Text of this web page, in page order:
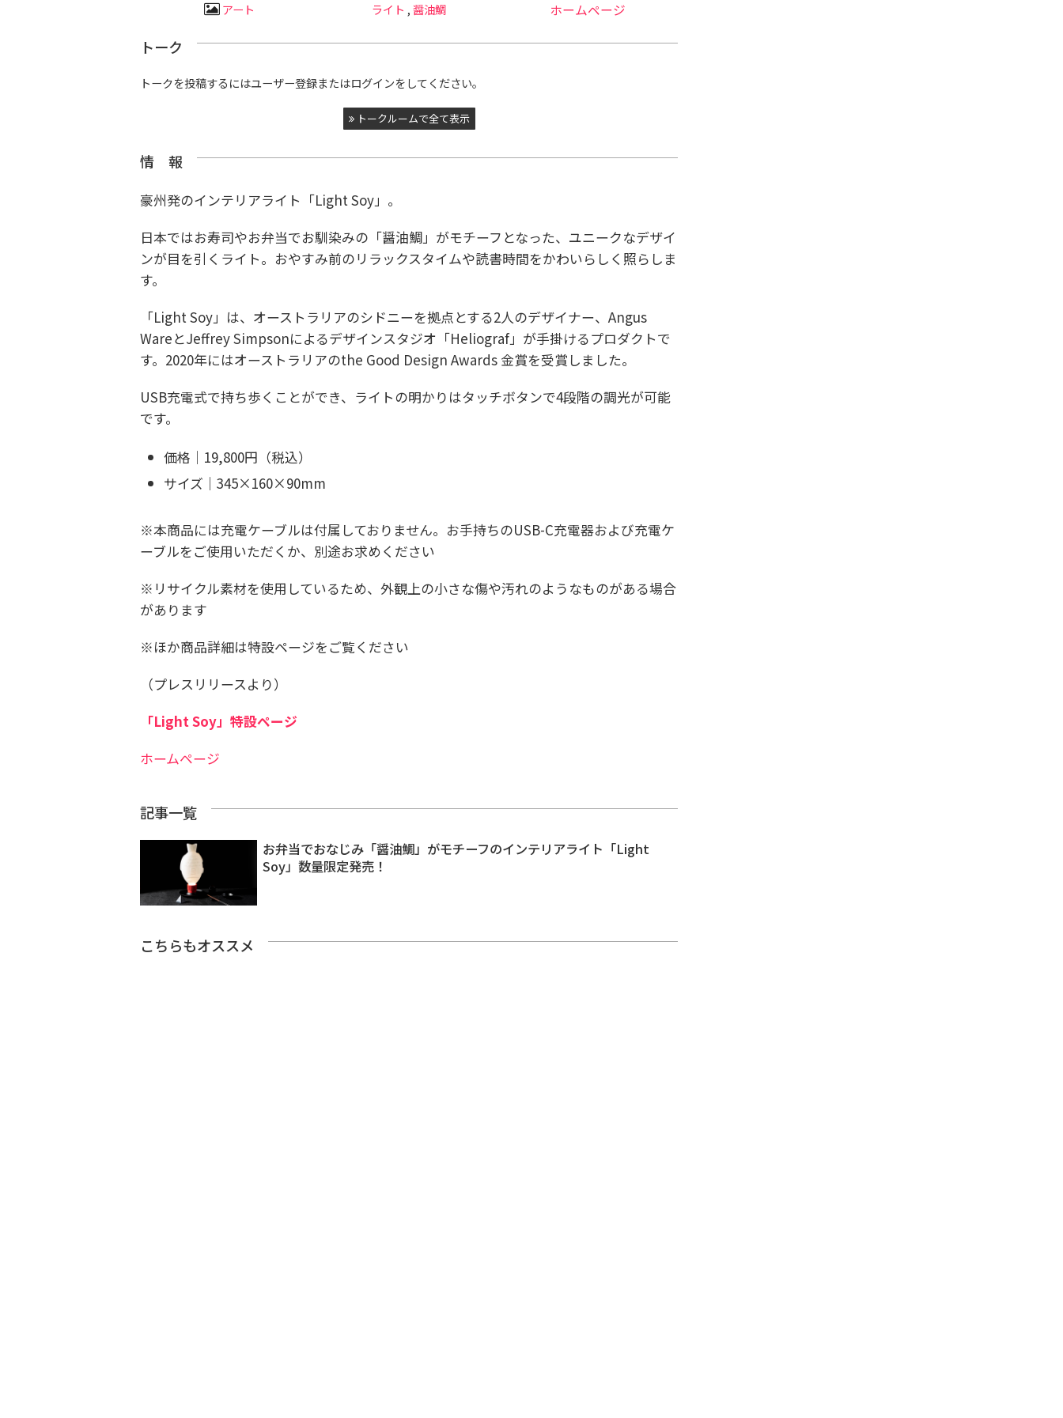
アート ライト ,醤油鯛 ホームページ
トーク
トークを投稿するにはユーザー登録またはログインをしてください。
トークルームで全て表示
情 報
豪州発のインテリアライト「Light Soy」。
日本ではお寿司やお弁当でお馴染みの「醤油鯛」がモチーフとなった、ユニークなデザイ
ンが目を引くライト。おやすみ前のリラックスタイムや読書時間をかわいらしく照らしま
す。
「Light Soy」は、オーストラリアのシドニーを拠点とする2人のデザイナー、Angus
WareとJeffrey Simpsonによるデザインスタジオ「Heliograf」が手掛けるプロダクトで
す。2020年にはオーストラリアのthe Good Design Awards 金賞を受賞しました。
USB充電式で持ち歩くことができ、ライトの明かりはタッチボタンで4段階の調光が可能
です。
価格｜19,800円（税込）
サイズ｜345×160×90mm
※本商品には充電ケーブルは付属しておりません。お手持ちのUSB-C充電器および充電ケ
ーブルをご使用いただくか、別途お求めください
※リサイクル素材を使用しているため、外観上の小さな傷や汚れのようなものがある場合
があります
※ほか商品詳細は特設ページをご覧ください
（プレスリリースより）
「Light Soy」特設ページ
ホームページ
記事一覧
お弁当でおなじみ「醤油鯛」がモチーフのインテリアライト「Light
Soy」数量限定発売！
こちらもオススメ